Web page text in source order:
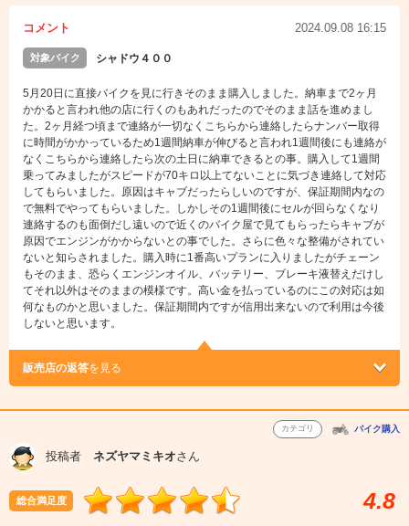
コメント 2024.09.08 16:15
対象バイク シャドウ４００
5月20日に直接バイクを見に行きそのまま購入しました。納車まで2ヶ月
かかると言われ他の店に行くのもあれだったのでそのまま話を進めまし
た。2ヶ月経つ頃まで連絡が一切なくこちらから連絡したらナンバー取得
に時間がかかっているため1週間納車が伸びると言われ1週間後にも連絡が
なくこちらから連絡したら次の土日に納車できるとの事。購入して1週間
乗ってみましたがスピードが70キロ以上てないことに気づき連絡して対応
してもらいました。原因はキャブだったらしいのですが、保証期間内なの
で無料でやってもらいました。しかしその1週間後にセルが回らなくなり
連絡するのも面倒だし遠いので近くのバイク屋で見てもらったらキャブが
原因でエンジンがかからないとの事でした。さらに色々な整備がされてい
ないと知らされました。購入時に1番高いプランに入りましたがチェーン
もそのまま、恐らくエンジンオイル、バッテリー、ブレーキ液替えだけし
てそれ以外はそのままの模様です。高い金を払っているのにこの対応は如
何なものかと思いました。保証期間内ですが信用出来ないので利用は今後
しないと思います。
販売店の返答を見る
カテゴリ バイク購入
投稿者 ネズヤマミキオさん
総合満足度 4.8